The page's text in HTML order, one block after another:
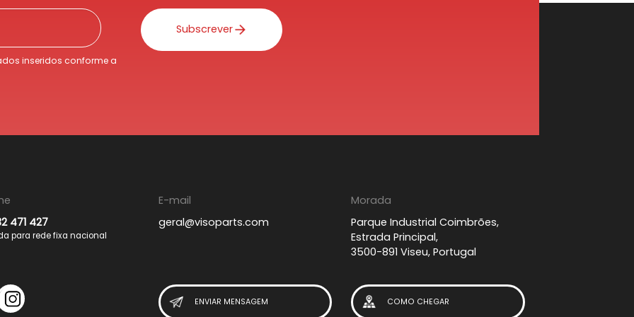
inseridos conforme a
Subscrever
471 427
para rede fixa nacional
E-mail
geral@visoparts.com
Morada
Parque Industrial Coimbrões,
Estrada Principal,
3500-891 Viseu, Portugal
ENVIAR MENSAGEM COMO CHEGAR